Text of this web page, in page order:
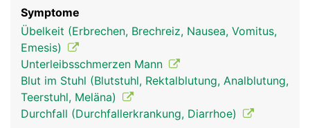
verdauungstrakt
frau
mann
Symptome
Übelkeit (Erbrechen, Brechreiz, Nausea, Vomitus,
Emesis)
Unterleibsschmerzen Mann
Blut im Stuhl (Blutstuhl, Rektalblutung, Analblutung,
Teerstuhl, Meläna)
Durchfall (Durchfallerkrankung, Diarrhoe)